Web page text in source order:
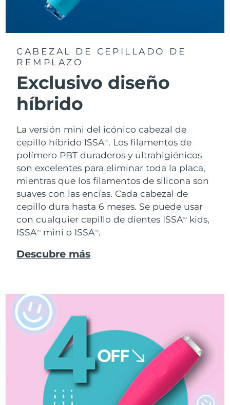
CABEZAL DE CEPILLADO DE
REMPLAZO
Exclusivo diseño
híbrido
La versión mini del icónico cabezal de
cepillo híbrido ISSATM. Los filamentos de
polímero PBT duraderos y ultrahigiénicos
son excelentes para eliminar toda la placa,
mientras que los filamentos de silicona son
suaves con las encías. Cada cabezal de
cepillo dura hasta 6 meses. Se puede usar
con cualquier cepillo de dientes ISSATM
kids,
ISSATM mini o ISSATM.
Descubre más